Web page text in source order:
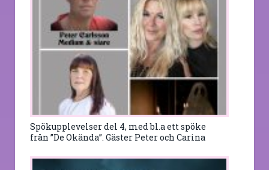
Spökupplevelser del 4, med bl.a ett spöke
från ”De Okända”. Gäster Peter och Carina